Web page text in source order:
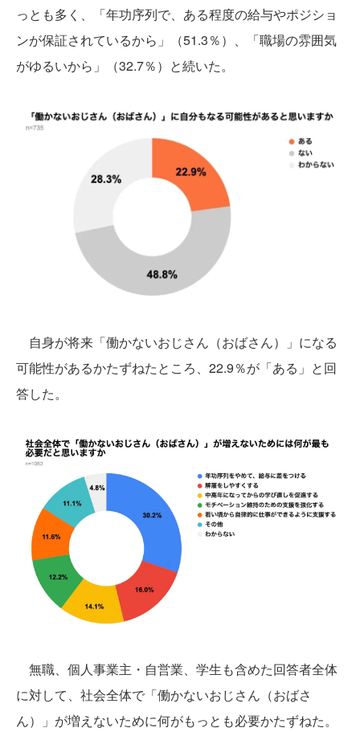
っとも多く、「年功序列で、ある程度の給与やポジショ
ンが保証されているから」（51.3％）、「職場の雰囲気
がゆるいから」（32.7％）と続いた。
自身が将来「働かないおじさん（おばさん）」になる
可能性があるかたずねたところ、22.9％が「ある」と回
答した。
無職、個人事業主・自営業、学生も含めた回答者全体
に対して、社会全体で「働かないおじさん（おばさ
ん）」が増えないために何がもっとも必要かたずねた。